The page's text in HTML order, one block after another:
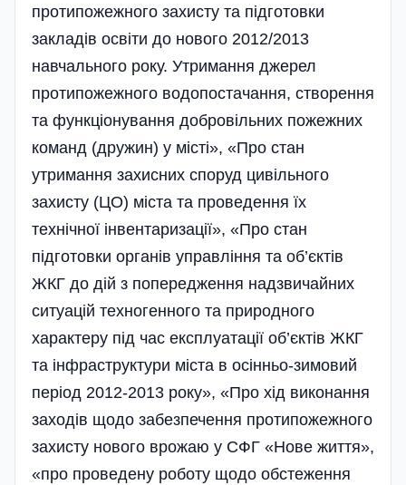
протипожежного захисту та підготовки
закладів освіти до нового 2012/2013
навчального року. Утримання джерел
протипожежного водопостачання, створення
та функціонування добровільних пожежних
команд (дружин) у місті», «Про стан
утримання захисних споруд цивільного
захисту (ЦО) міста та проведення їх
технічної інвентаризації», «Про стан
підготовки органів управління та об’єктів
ЖКГ до дій з попередження надзвичайних
ситуацій техногенного та природного
характеру під час експлуатації об’єктів ЖКГ
та інфраструктури міста в осінньо-зимовий
період 2012-2013 року», «Про хід виконання
заходів щодо забезпечення протипожежного
захисту нового врожаю у СФГ «Нове життя»,
«про проведену роботу щодо обстеження